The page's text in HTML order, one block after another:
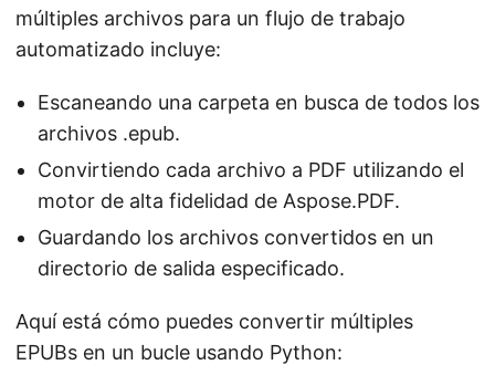
múltiples archivos para un flujo de trabajo
automatizado incluye:
Escaneando una carpeta en busca de todos los
archivos .epub.
Convirtiendo cada archivo a PDF utilizando el
motor de alta fidelidad de Aspose.PDF.
Guardando los archivos convertidos en un
directorio de salida especificado.
Aquí está cómo puedes convertir múltiples
EPUBs en un bucle usando Python: